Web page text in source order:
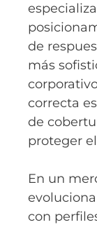
de
más
correcta
de
proteger
En un
con